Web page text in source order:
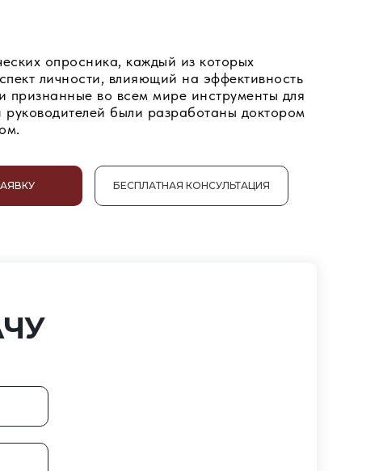
опросника, каждый из которых
личности, влияющий на эффективность
признанные во всем мире инструменты для
руководителей были разработаны доктором
БЕСПЛАТНАЯ КОНСУЛЬТАЦИЯ